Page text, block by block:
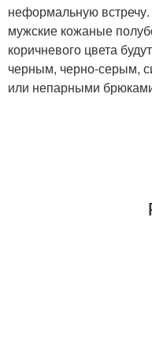
неформальную встречу.
мужские кожаные
коричневого цвета
черным, черно-серым,
или непарными